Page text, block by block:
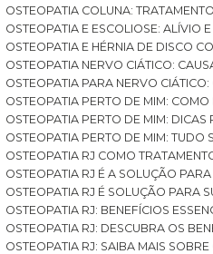
OSTEOPATIA COLUNA:
OSTEOPATIA E ESCOLIOSE: ALÍVIO
OSTEOPATIA E HÉRNIA DE DISCO
OSTEOPATIA NERVO CIÁTICO:
OSTEOPATIA PARA NERVO
OSTEOPATIA PERTO DE MIM:
OSTEOPATIA PERTO DE MIM:
OSTEOPATIA PERTO DE MIM: TUDO
OSTEOPATIA RJ COMO
OSTEOPATIA RJ É A SOLUÇÃO
OSTEOPATIA RJ É SOLUÇÃO PARA
OSTEOPATIA RJ: BENEFÍCIOS
OSTEOPATIA RJ: DESCUBRA OS
OSTEOPATIA RJ: SAIBA MAIS